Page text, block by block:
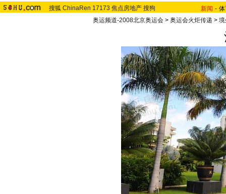
搜狐 ChinaRen 17173 焦点房地产 搜狗 新闻 -
奥运频道-2008北京奥运会> 奥运会火炬传递 > 境